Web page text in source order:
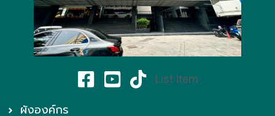
List Item
ผังองค์กร